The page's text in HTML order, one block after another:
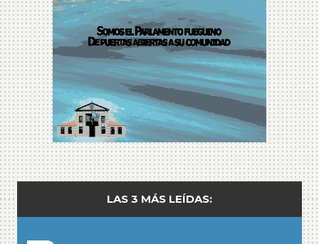
LAS 3 MÁS LEÍDAS: